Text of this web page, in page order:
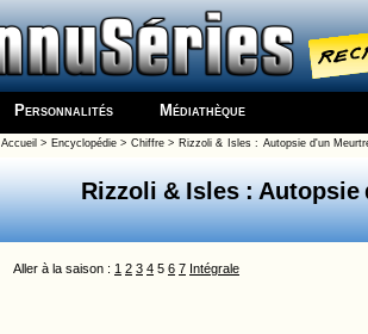
Personnalités Médiathèque
Accueil > Encyclopédie> Chiffre> Rizzoli & Isles : Autopsie d'un
Rizzoli & Isles : Autopsie
Aller à la saison : 1 2 3 4 5 6 7 Intégrale